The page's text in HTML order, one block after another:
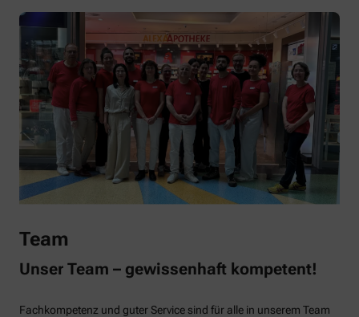
Team
Unser Team – gewissenhaft kompetent!
Fachkompetenz und guter Service sind für alle in unserem Team